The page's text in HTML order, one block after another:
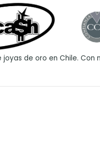
de oro en Chile. Con